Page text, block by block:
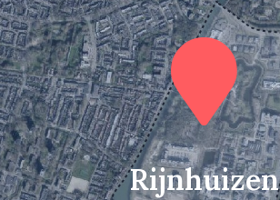
Rijnhuizen